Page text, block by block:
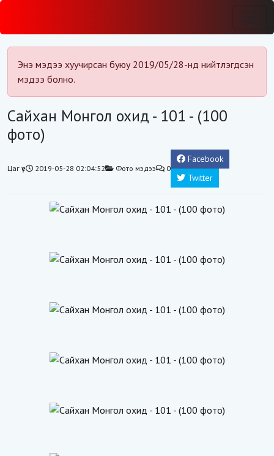
Энэ мэдээ хуучирсан буюу 2019/05/28-нд нийтлэгдсэн
мэдээ болно.
Сайхан Монгол охид - 101 - (100
фото)
Цаг үе 2019-05-28 02:04:52 Фото мэдээ 0
Facebook
Twitter